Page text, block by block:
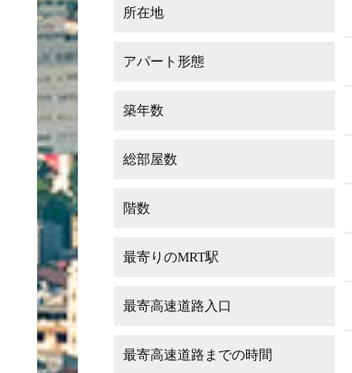
所在地
アパート形態
築年数
総部屋数
階数
最寄りのMRT駅
最寄高速道路入口
最寄高速道路までの時間